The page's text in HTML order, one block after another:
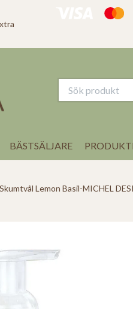
BÄSTSÄLJARE
Skumtvål Lemon Basil-MICHEL